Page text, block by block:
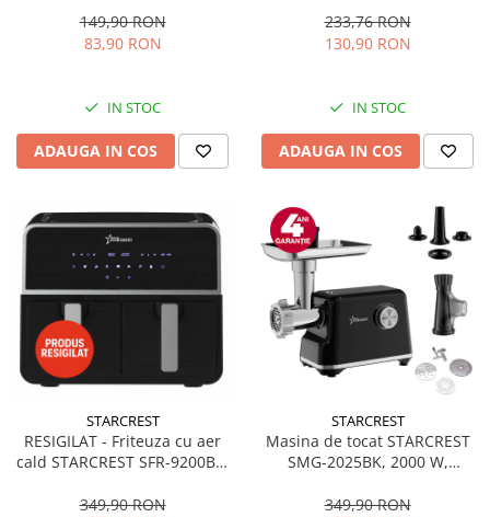
forme, 1400W, Indicator
luminos, Placi antiaderente,
149,90 RON
83,90 RON
IN STOC
ADAUGA IN COS
Vidare umed/uscata, 5 Functii,
Ideal pentru alimente
233,76 RON
130,90 RON
IN STOC
ADAUGA IN COS
STARCREST
RESIGILAT - Friteuza cu aer
cald STARCREST SFR-9200BK,
Termostat 80 - 200 °C, 8
349,90 RON
STARCREST
Masina de tocat STARCREST
SMG-2025BK, 2000 W,
site de taiere, Cutit inox,
349,90 RON